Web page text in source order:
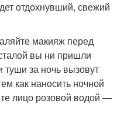
отдохнувший, свежий
макияж перед
вы ни пришли
за ночь вызовут
как наносить ночной
лицо розовой водой —